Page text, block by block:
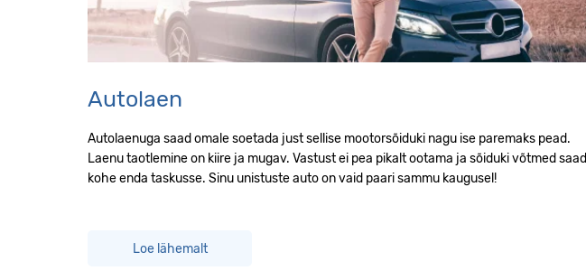
Autolaen
Autolaenuga saad omale soetada just sellise mootorsõiduki nagu ise paremaks pead.
Laenu taotlemine on kiire ja mugav. Vastust ei pea pikalt ootama ja sõiduki võtmed saad
kohe enda taskusse. Sinu unistuste auto on vaid paari sammu kaugusel!
Loe lähemalt